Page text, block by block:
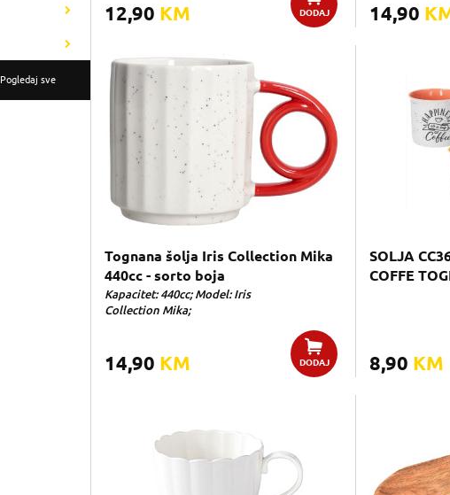
Pogledaj sve
12,90 KM DODAJ 14,90
Tognana šolja Iris Collection Mika
440cc - sorto boja
Kapacitet: 440cc; Model: Iris
Collection Mika;
14,90 KM DODAJ
SOLJA
COFFE
8,90 KM